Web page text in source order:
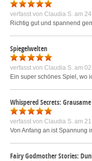
verfasst von Claudia S. am
Richtig gut und spannend
Spiegelwelten
verfasst von Claudia S. am
Ein super schönes Spiel, wo
Whispered Secrets:
verfasst von Claudia S. am
Von Anfang an ist Spannung
Fairy Godmother Stories: